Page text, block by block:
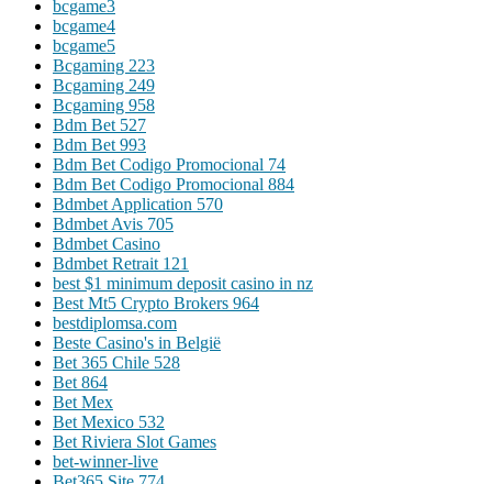
bcgame3
bcgame4
bcgame5
Bcgaming 223
Bcgaming 249
Bcgaming 958
Bdm Bet 527
Bdm Bet 993
Bdm Bet Codigo Promocional 74
Bdm Bet Codigo Promocional 884
Bdmbet Application 570
Bdmbet Avis 705
Bdmbet Casino
Bdmbet Retrait 121
best $1 minimum deposit casino in nz
Best Mt5 Crypto Brokers 964
bestdiplomsa.com
Beste Casino's in België
Bet 365 Chile 528
Bet 864
Bet Mex
Bet Mexico 532
Bet Riviera Slot Games
bet-winner-live